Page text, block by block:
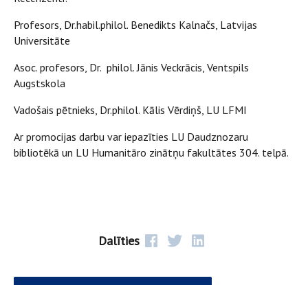
Profesors, Dr.habil.philol. Benedikts Kalnačs, Latvijas
Universitāte
Asoc. profesors, Dr. philol. Jānis Veckrācis, Ventspils
Augstskola
Vadošais pētnieks, Dr.philol. Kālis Vērdiņš, LU LFMI
Ar promocijas darbu var iepazīties LU Daudznozaru
bibliotēkā un LU Humanitāro zinātņu fakultātes 304. telpā.
Dalīties